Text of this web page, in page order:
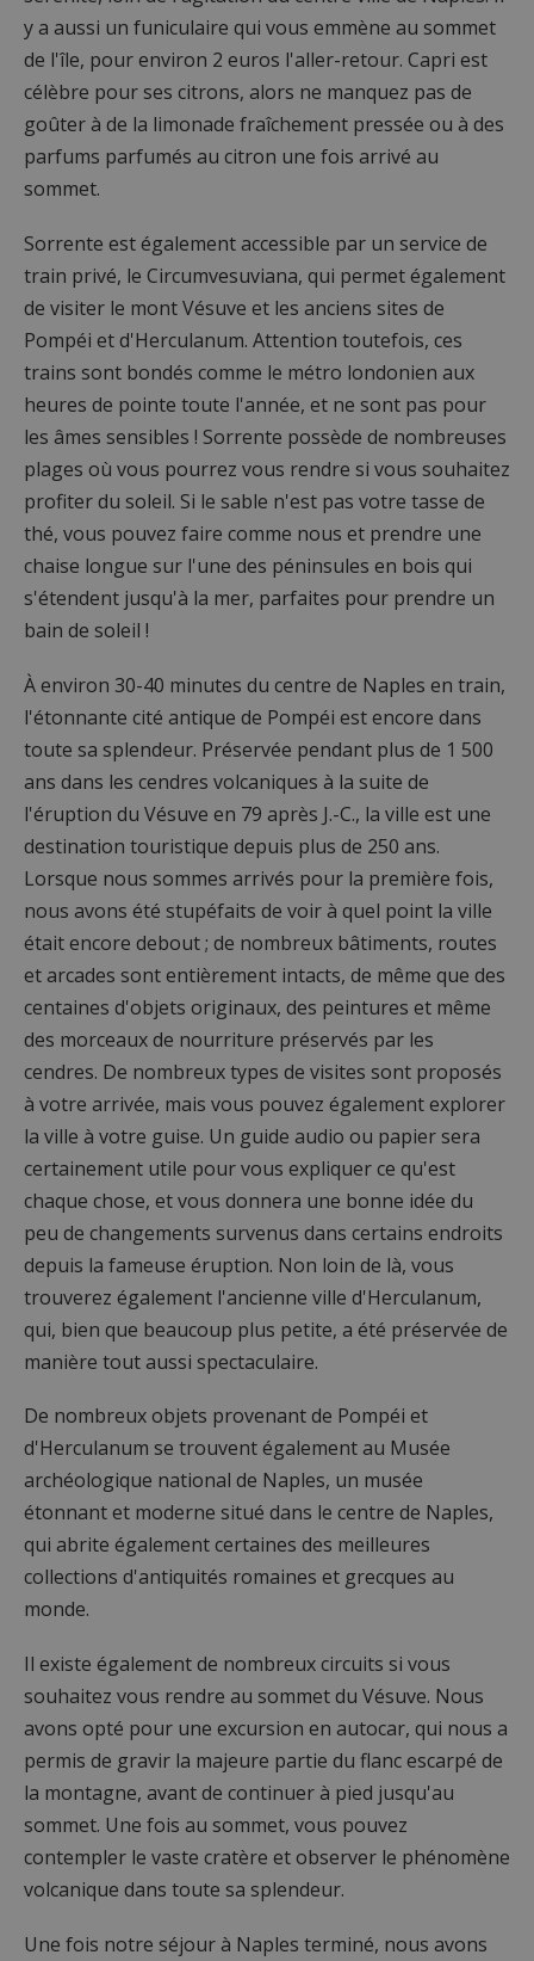
y a aussi un funiculaire qui vous emmène au sommet
de l'île, pour environ 2 euros l'aller-retour. Capri est
célèbre pour ses citrons, alors ne manquez pas de
goûter à de la limonade fraîchement pressée ou à des
parfums parfumés au citron une fois arrivé au
sommet.
Sorrente est également accessible par un service de
train privé, le Circumvesuviana, qui permet également
de visiter le mont Vésuve et les anciens sites de
Pompéi et d'Herculanum. Attention toutefois, ces
trains sont bondés comme le métro londonien aux
heures de pointe toute l'année, et ne sont pas pour
les âmes sensibles ! Sorrente possède de nombreuses
plages où vous pourrez vous rendre si vous souhaitez
profiter du soleil. Si le sable n'est pas votre tasse de
thé, vous pouvez faire comme nous et prendre une
chaise longue sur l'une des péninsules en bois qui
s'étendent jusqu'à la mer, parfaites pour prendre un
bain de soleil !
À environ 30-40 minutes du centre de Naples en train,
l'étonnante cité antique de Pompéi est encore dans
toute sa splendeur. Préservée pendant plus de 1 500
ans dans les cendres volcaniques à la suite de
l'éruption du Vésuve en 79 après J.-C., la ville est une
destination touristique depuis plus de 250 ans.
Lorsque nous sommes arrivés pour la première fois,
nous avons été stupéfaits de voir à quel point la ville
était encore debout ; de nombreux bâtiments, routes
et arcades sont entièrement intacts, de même que des
centaines d'objets originaux, des peintures et même
des morceaux de nourriture préservés par les
cendres. De nombreux types de visites sont proposés
à votre arrivée, mais vous pouvez également explorer
la ville à votre guise. Un guide audio ou papier sera
certainement utile pour vous expliquer ce qu'est
chaque chose, et vous donnera une bonne idée du
peu de changements survenus dans certains endroits
depuis la fameuse éruption. Non loin de là, vous
trouverez également l'ancienne ville d'Herculanum,
qui, bien que beaucoup plus petite, a été préservée de
manière tout aussi spectaculaire.
De nombreux objets provenant de Pompéi et
d'Herculanum se trouvent également au Musée
archéologique national de Naples, un musée
étonnant et moderne situé dans le centre de Naples,
qui abrite également certaines des meilleures
collections d'antiquités romaines et grecques au
monde.
Il existe également de nombreux circuits si vous
souhaitez vous rendre au sommet du Vésuve. Nous
avons opté pour une excursion en autocar, qui nous a
permis de gravir la majeure partie du flanc escarpé de
la montagne, avant de continuer à pied jusqu'au
sommet. Une fois au sommet, vous pouvez
contempler le vaste cratère et observer le phénomène
volcanique dans toute sa splendeur.
Une fois notre séjour à Naples terminé, nous avons